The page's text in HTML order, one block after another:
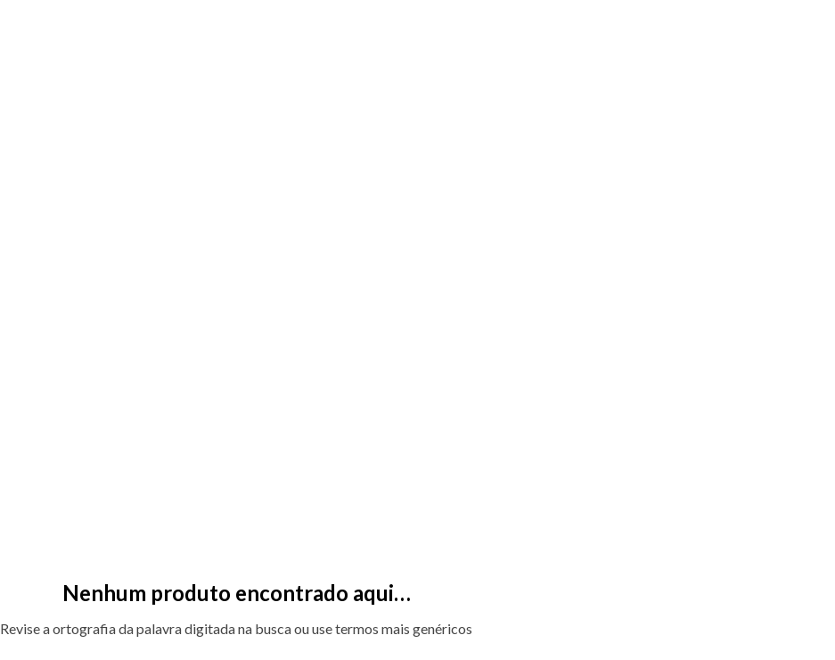
Nenhum produto encontrado aqui…
Revise a ortografia da palavra digitada na busca ou use termos mais genéricos